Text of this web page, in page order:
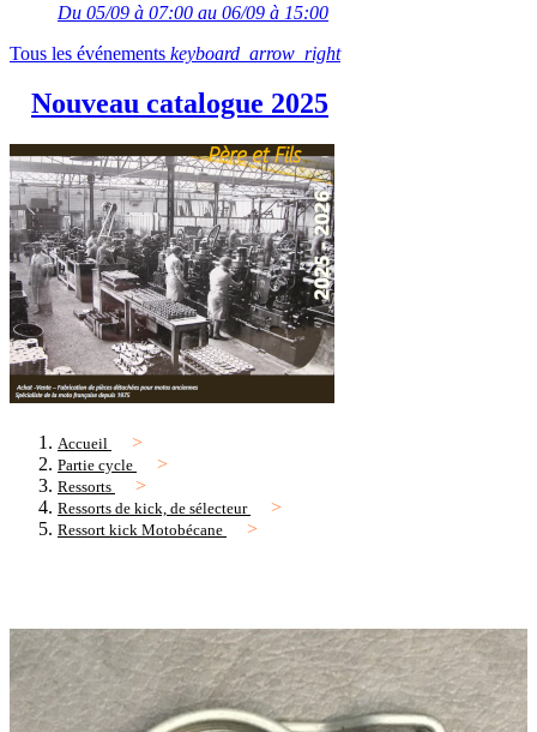
Du 05/09 à 07:00 au 06/09 à 15:00
Tous les événements keyboard_arrow_right
Nouveau catalogue 2025
Accueil
Partie cycle
Ressorts
Ressorts de kick, de sélecteur
Ressort kick Motobécane